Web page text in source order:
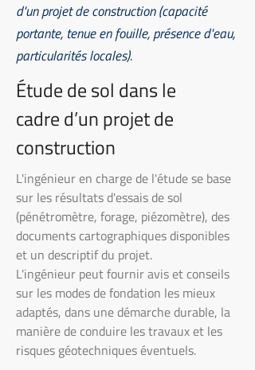
d'un projet de construction (capacité
portante, tenue en fouille, présence d'eau,
particularités locales).
Étude de sol dans le
cadre d’un projet de
construction
L'ingénieur en charge de l'étude se base
sur les résultats d'essais de sol
(pénétromètre, forage, piézomètre), des
documents cartographiques disponibles
et un descriptif du projet.
L'ingénieur peut fournir avis et conseils
sur les modes de fondation les mieux
adaptés, dans une démarche durable, la
manière de conduire les travaux et les
risques géotechniques éventuels.